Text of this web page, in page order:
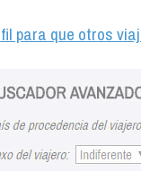
para que otros